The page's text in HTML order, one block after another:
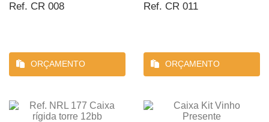
Ref. CR 008
ORÇAMENTO
Ref. CR 011
ORÇAMENTO